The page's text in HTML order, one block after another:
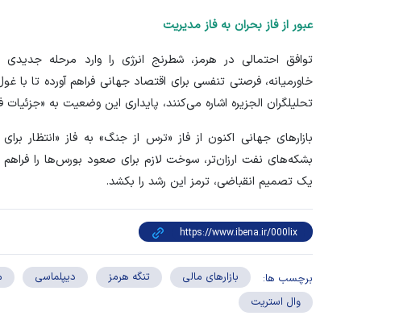
عبور از فاز بحران به فاز مدیریت
توافق احتمالی در هرمز، شطرنج انرژی را وارد مرحله
خاورمیانه، فرصتی تنفسی برای اقتصاد جهانی فراهم آورده تا با
تحلیلگران الجزیره اشاره می‌کنند، پایداری این وضعیت به «جزئیات
بازارهای جهانی اکنون از فاز «ترس از جنگ» به فاز «انتظار
بشکه‌های نفت ارزان‌تر، سوخت لازم برای صعود بورس‌ها را فراهم
یک تصمیم انقباضی، ترمز این رشد را بکشد.
برچسب ها: بازارهای مالی تنگه هرمز دیپلماسی
وال استریت